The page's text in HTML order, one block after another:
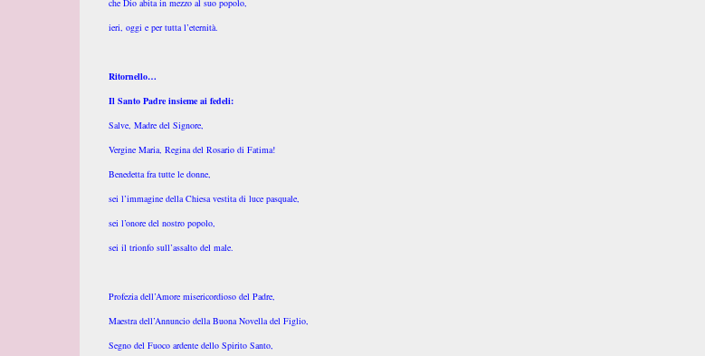
che Dio abita in mezzo al suo popolo,
ieri, oggi e per tutta l’eternità.
Ritornello…
Il Santo Padre insieme ai fedeli:
Salve, Madre del Signore,
Vergine Maria, Regina del Rosario di Fatima!
Benedetta fra tutte le donne,
sei l’immagine della Chiesa vestita di luce pasquale,
sei l’onore del nostro popolo,
sei il trionfo sull’assalto del male.
Profezia dell’Amore misericordioso del Padre,
Maestra dell’Annuncio della Buona Novella del Figlio,
Segno del Fuoco ardente dello Spirito Santo,